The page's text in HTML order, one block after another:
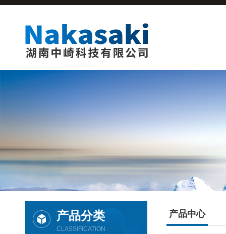
产品分类
CLASSIFICATION
产品中心